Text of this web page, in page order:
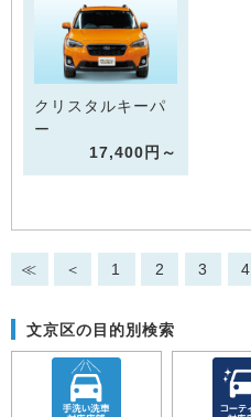
クリスタルキーパ
ー
17,400円～
≪ ＜ 1 2 3 4
文京区の目的別検索